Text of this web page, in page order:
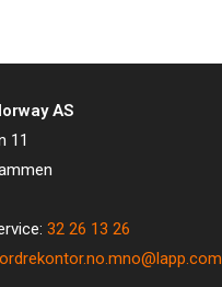
AS
11
32 26 13 26
ordrekontor.no.mno@lapp.com